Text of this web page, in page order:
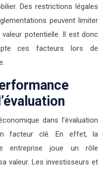
Des restrictions légales
peuvent limiter
potentielle. Il est donc
ces facteurs lors de
dans l’évaluation
facteur clé. En effet, la
entreprise joue un rôle
valeur. Les investisseurs et